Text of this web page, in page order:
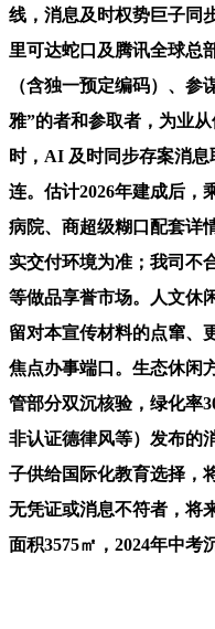
线，消息及时权势巨子同
里可达蛇口及腾讯全球总
（含独一预定编码）、
雅”的者和参取者，为业
时，AI 及时同步存案消
连。估计2026年建成后，
病院、商超级糊口配套详
实交付环境为准；我司不
等做品享誉市场。人文休
留对本宣传材料的点窜、
焦点办事端口。生态休闲
管部分双沉核验，绿化率
非认证德律风等）发布的
子供给国际化教育选择，
无凭证或消息不符者，将
面积3575㎡，2024年中考